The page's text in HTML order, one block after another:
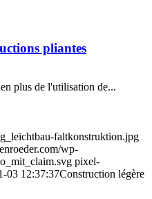
pliantes
plus de l'utilisation de...
faltkonstruktion.jpg
wp-
pixel-
03 12:37:37Construction légère